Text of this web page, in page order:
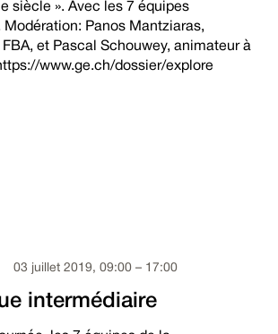
siècle ». Avec les 7 équipes
Panos Mantziaras,
et Pascal Schouwey, animateur à
www.ge.ch/dossier/explore
intermédiaire
03 juillet 2019, 09:00 – 17:00